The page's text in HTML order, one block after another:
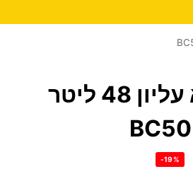
מקרר ‏מקפיא עליון 48 ‏ליטר
-19%